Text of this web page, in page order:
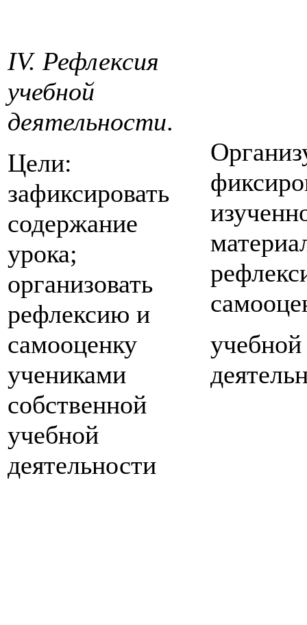
IV. Рефлексия
учебной
деятельности.
Цели:
зафиксировать
содержание
урока;
организовать
рефлексию и
самооценку
учениками
собственной
учебной
деятельности
учебной